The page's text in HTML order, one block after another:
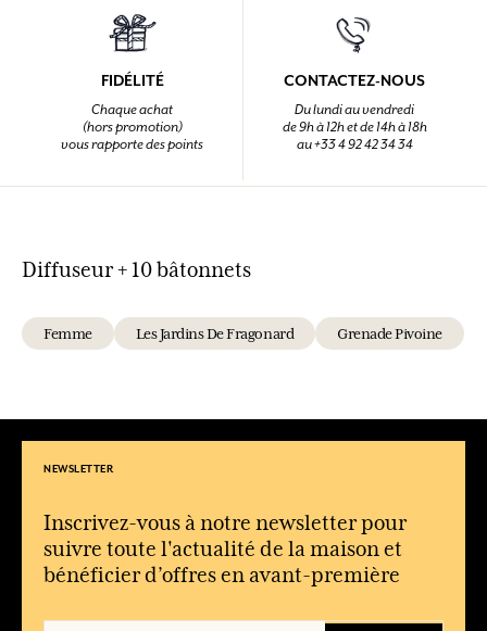
FIDÉLITÉ
Chaque achat
(hors promotion)
vous rapporte des points
CONTACTEZ-NOUS
Du lundi au vendredi
de 9h à 12h et de 14h à 18h
au +33 4 92 42 34 34
Diffuseur + 10 bâtonnets
Femme Les Jardins De Fragonard Grenade Pivoine
NEWSLETTER
Inscrivez-vous à notre newsletter pour
suivre toute l'actualité de la maison et
bénéficier d’offres en avant-première